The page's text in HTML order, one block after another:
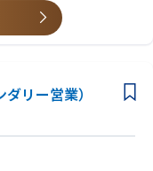
リー営業）